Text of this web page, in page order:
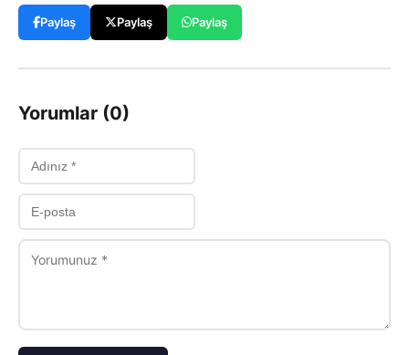
Paylaş Paylaş Paylaş
Yorumlar (0)